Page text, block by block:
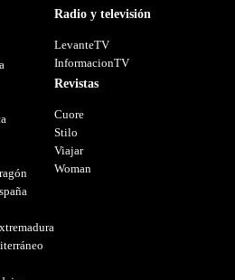
Radio y televisión
LevanteTV
InformacionTV
Revistas
Cuore
Stilo
Viajar
Woman